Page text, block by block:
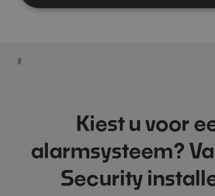
Kiest u voor
alarmsysteem?
Security